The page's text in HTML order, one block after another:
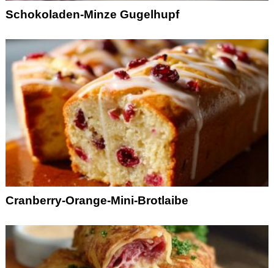
Schokoladen-Minze Gugelhupf
Cranberry-Orange-Mini-Brotlaibe